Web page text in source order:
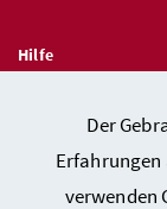
Der
Erfahrungen
verwenden
Hilfe
Quicklinks